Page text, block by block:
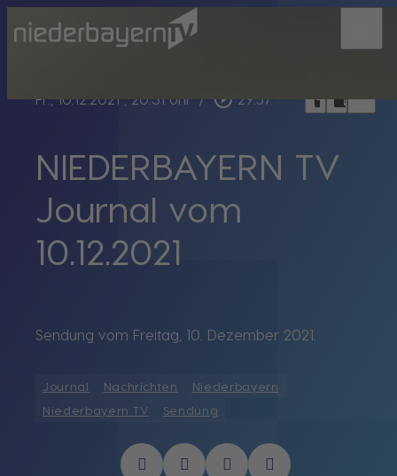
Fr., 10.12.2021, 20:31 Uhr / play_circle_outline 29:57 headphoneschrome_reader_modebookmark_border
NIEDERBAYERN TV
Journal vom
10.12.2021
Sendung vom Freitag, 10. Dezember 2021.
Journal Nachrichten
Niederbayern
Niederbayern TV
Sendung